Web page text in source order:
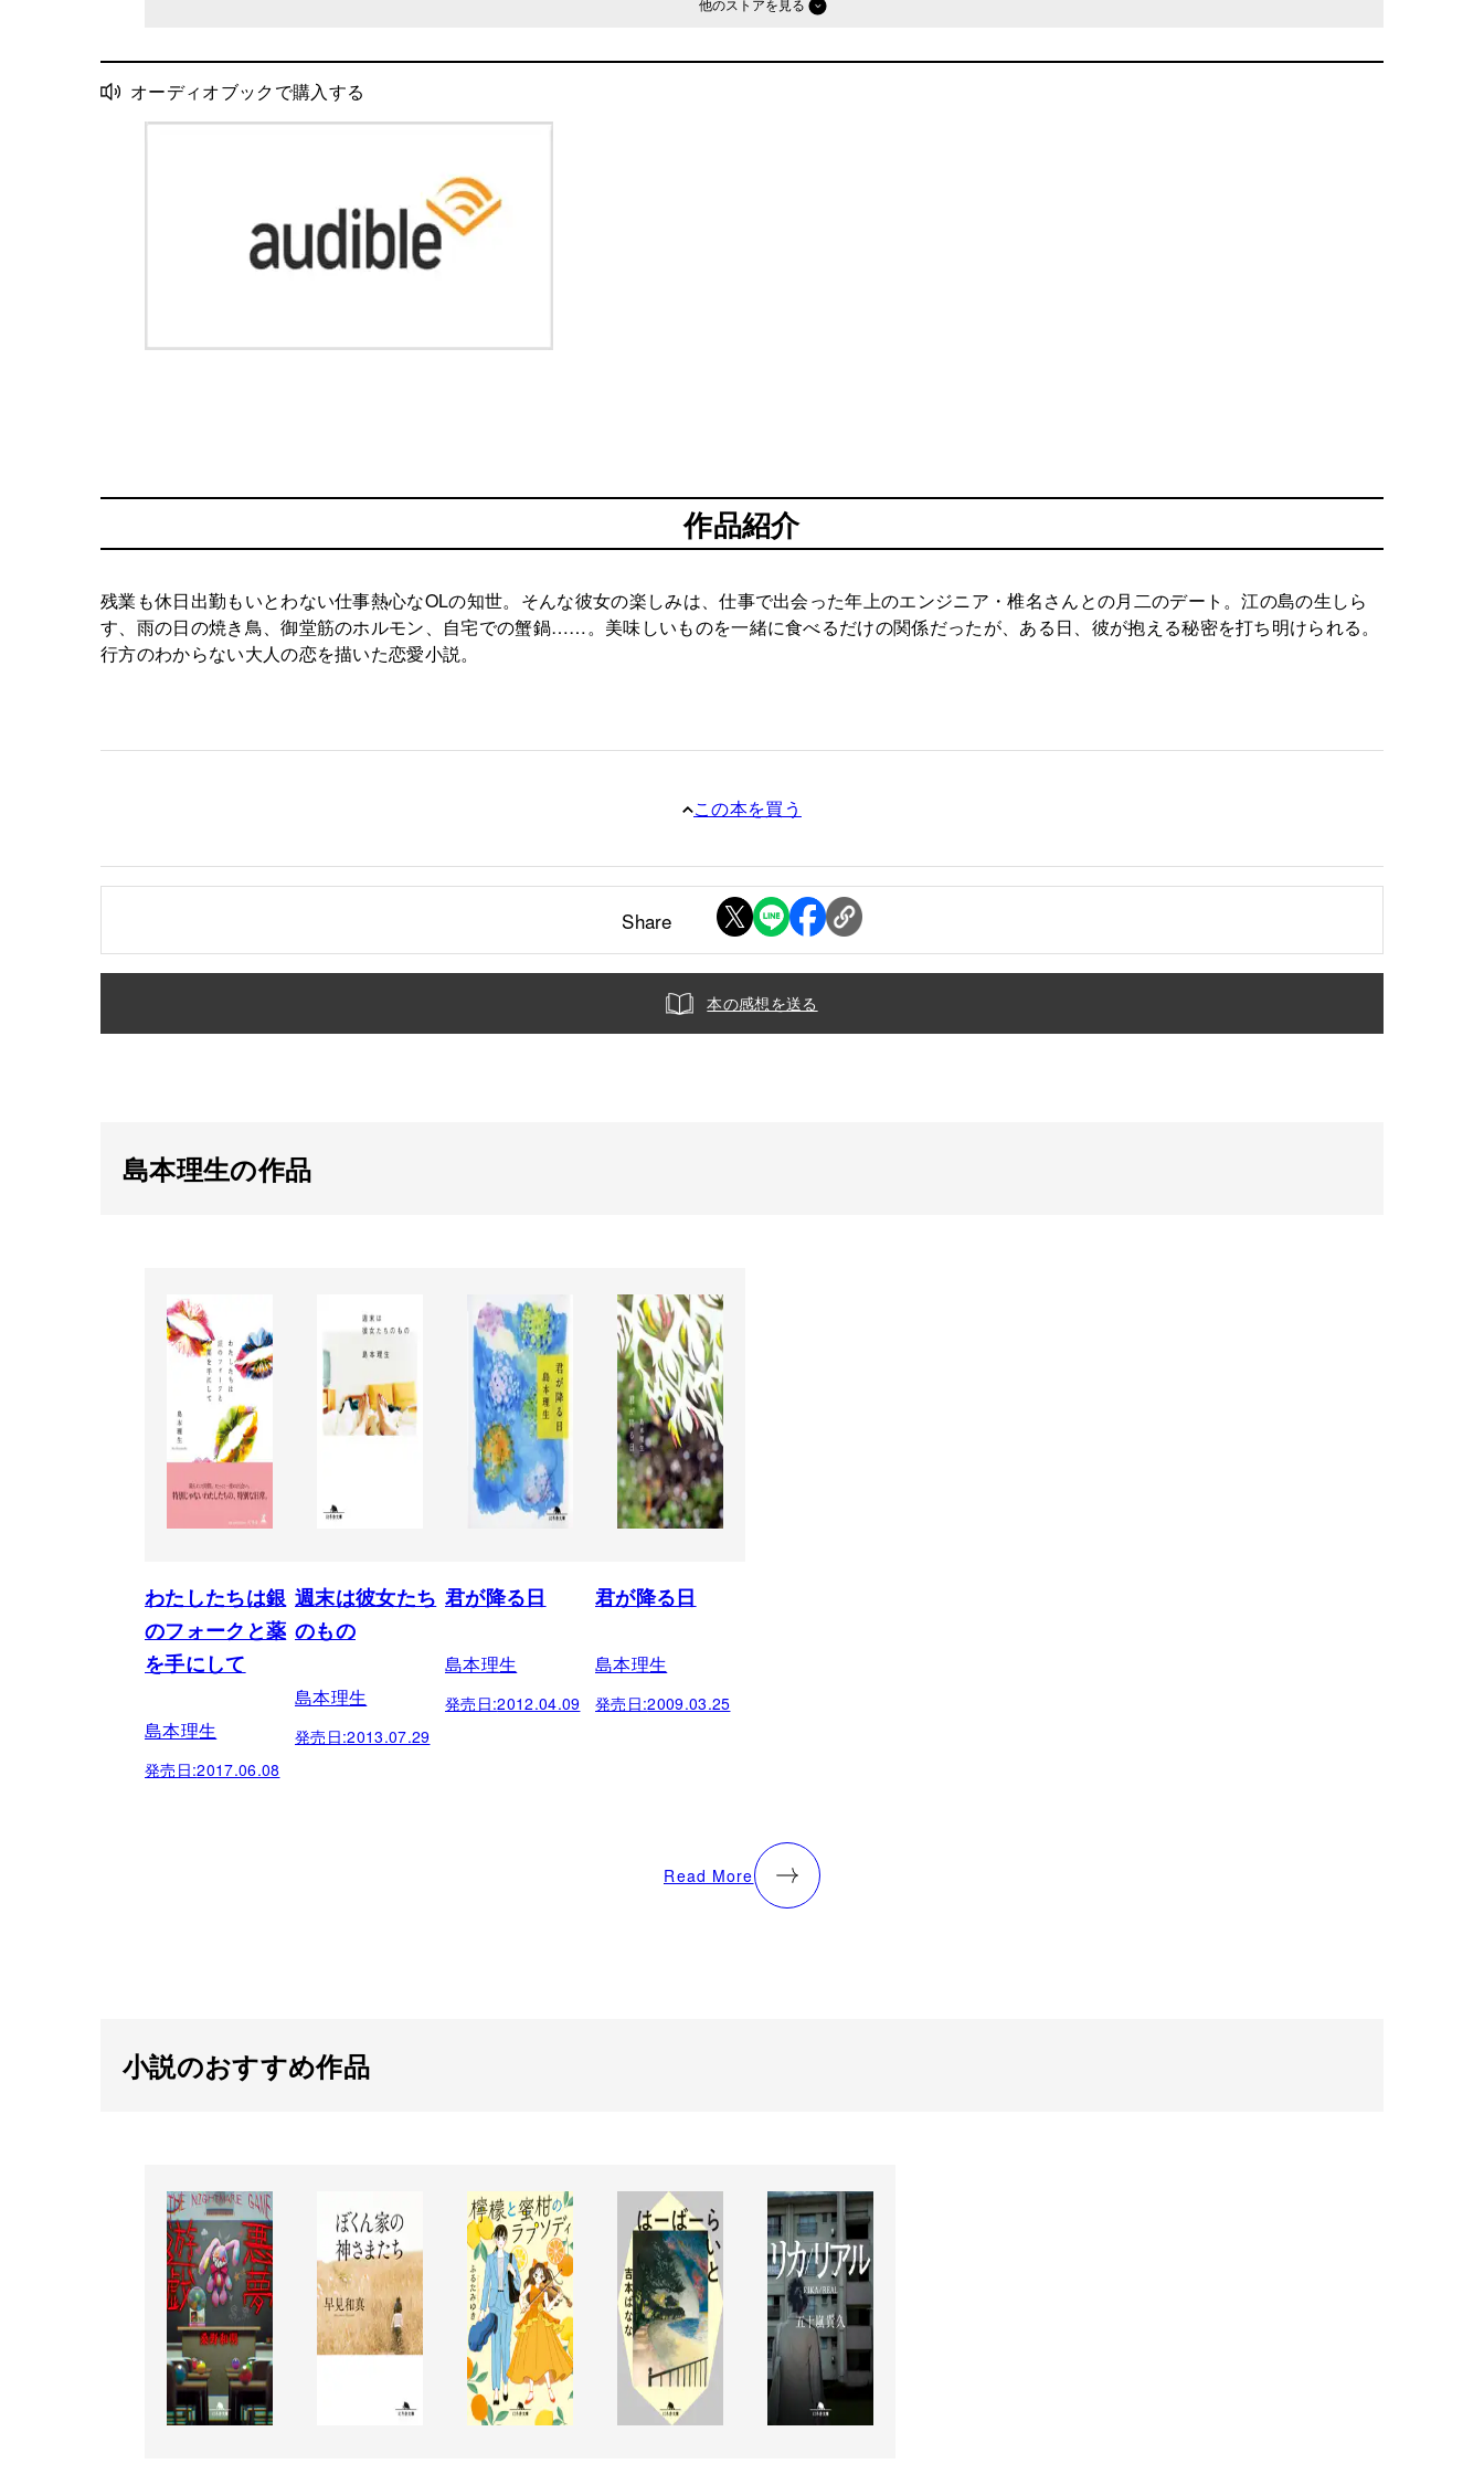
他のストア
オーディオブックで購入する
作品紹介
残業も休日出勤もいとわない仕事熱心なOLの知世。そんな彼女の楽しみは、仕事で出会った年上のエンジニア・椎名さんとの月二のデート。江の島の生しら
す、雨の日の焼き鳥、御堂筋のホルモン、自宅での蟹鍋……。美味しいものを一緒に食べるだけの関係だったが、ある日、彼が抱える秘密を打ち明けられる。
行方のわからない大人の恋を描いた恋愛小説。
この本を買う
Share
本の感想を送る
島本理生の作品
わたしたちは銀
のフォークと薬
を手にして
島本理生
発売日:2017.06.08
週末は彼女たち
のもの
島本理生
発売日:2013.07.29
君が降る日
島本理生
発売日:2012.04.09
君が降る日
島本理生
発売日:2009.03.25
Read More
小説のおすすめ作品